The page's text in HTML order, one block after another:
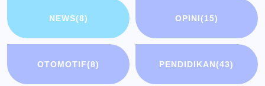
NEWS(8) OPINI(15)
OTOMOTIF(8) PENDIDIKAN(43)